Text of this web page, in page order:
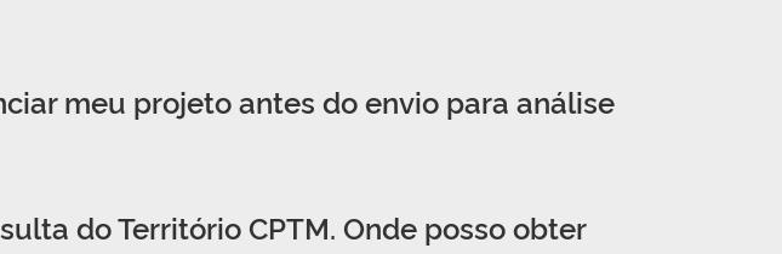
meu projeto antes do envio para análise
do Território CPTM. Onde posso obter